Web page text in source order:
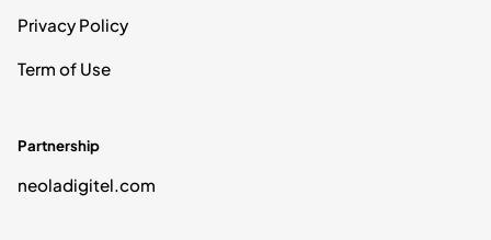
Privacy Policy
Term of Use
Partnership
neoladigitel.com